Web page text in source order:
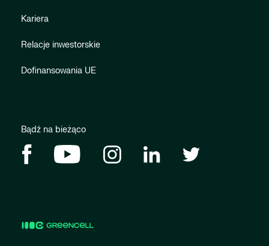
Kariera
Relacje inwestorskie
Dofinansowania UE
Bądź na bieżąco